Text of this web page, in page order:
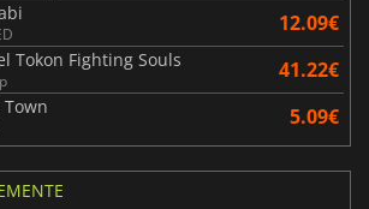
12.09€
Tokon Fighting Souls 41.22€
Town 5.09€